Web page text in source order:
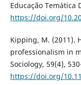
Educação Temática
https://doi.org/
Kipping, M. (2011).
professionalism in
Sociology, 59(4),
https://doi.org/